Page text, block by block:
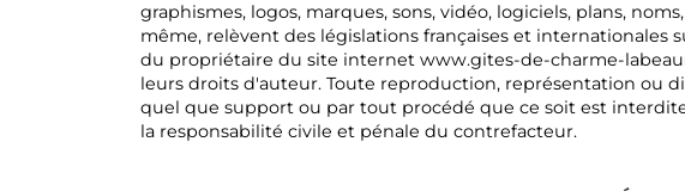
graphismes, logos, marques, sons, vidéo, logiciels, plans,
même, relèvent des législations françaises et
du propriétaire du site internet www.gites-de-charme-
leurs droits d'auteur. Toute reproduction, représentation ou
quel que support ou par tout procédé que ce soit est
la responsabilité civile et pénale du contrefacteur.